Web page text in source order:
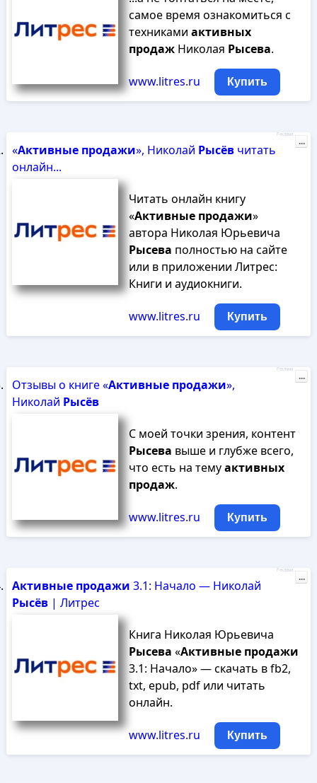
самое время ознакомиться с
техниками активных
продажНиколая Рысева.
www.litres.ru Купить
«Активные продажи», Николай Рысёвчитать
онлайн...
Читать онлайн книгу
«Активные продажи»
автора Николая Юрьевича
Рысева полностью на сайте
или в приложении Литрес:
Книги и аудиокниги.
www.litres.ru Купить
Реклама
...
Отзывы о книге «Активные продажи»,
Николай Рысёв
С моей точки зрения, контент
Рысева выше и глубже всего,
что есть на темуактивных
продаж.
www.litres.ru Купить
Реклама
...
Активные продажи 3.1: Начало — Николай
Рысёв| Литрес
Книга Николая Юрьевича
Рысева «Активные продажи
3.1: Начало» — скачать в fb2,
txt, epub, pdf или читать
онлайн.
www.litres.ru Купить
Реклама
...